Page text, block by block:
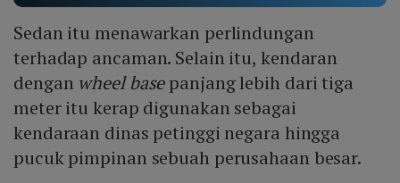
Sedan itu menawarkan perlindungan
terhadap ancaman. Selain itu, kendaran
dengan wheel basepanjang lebih dari tiga
meter itu kerap digunakan sebagai
kendaraan dinas petinggi negara hingga
pucuk pimpinan sebuah perusahaan besar.